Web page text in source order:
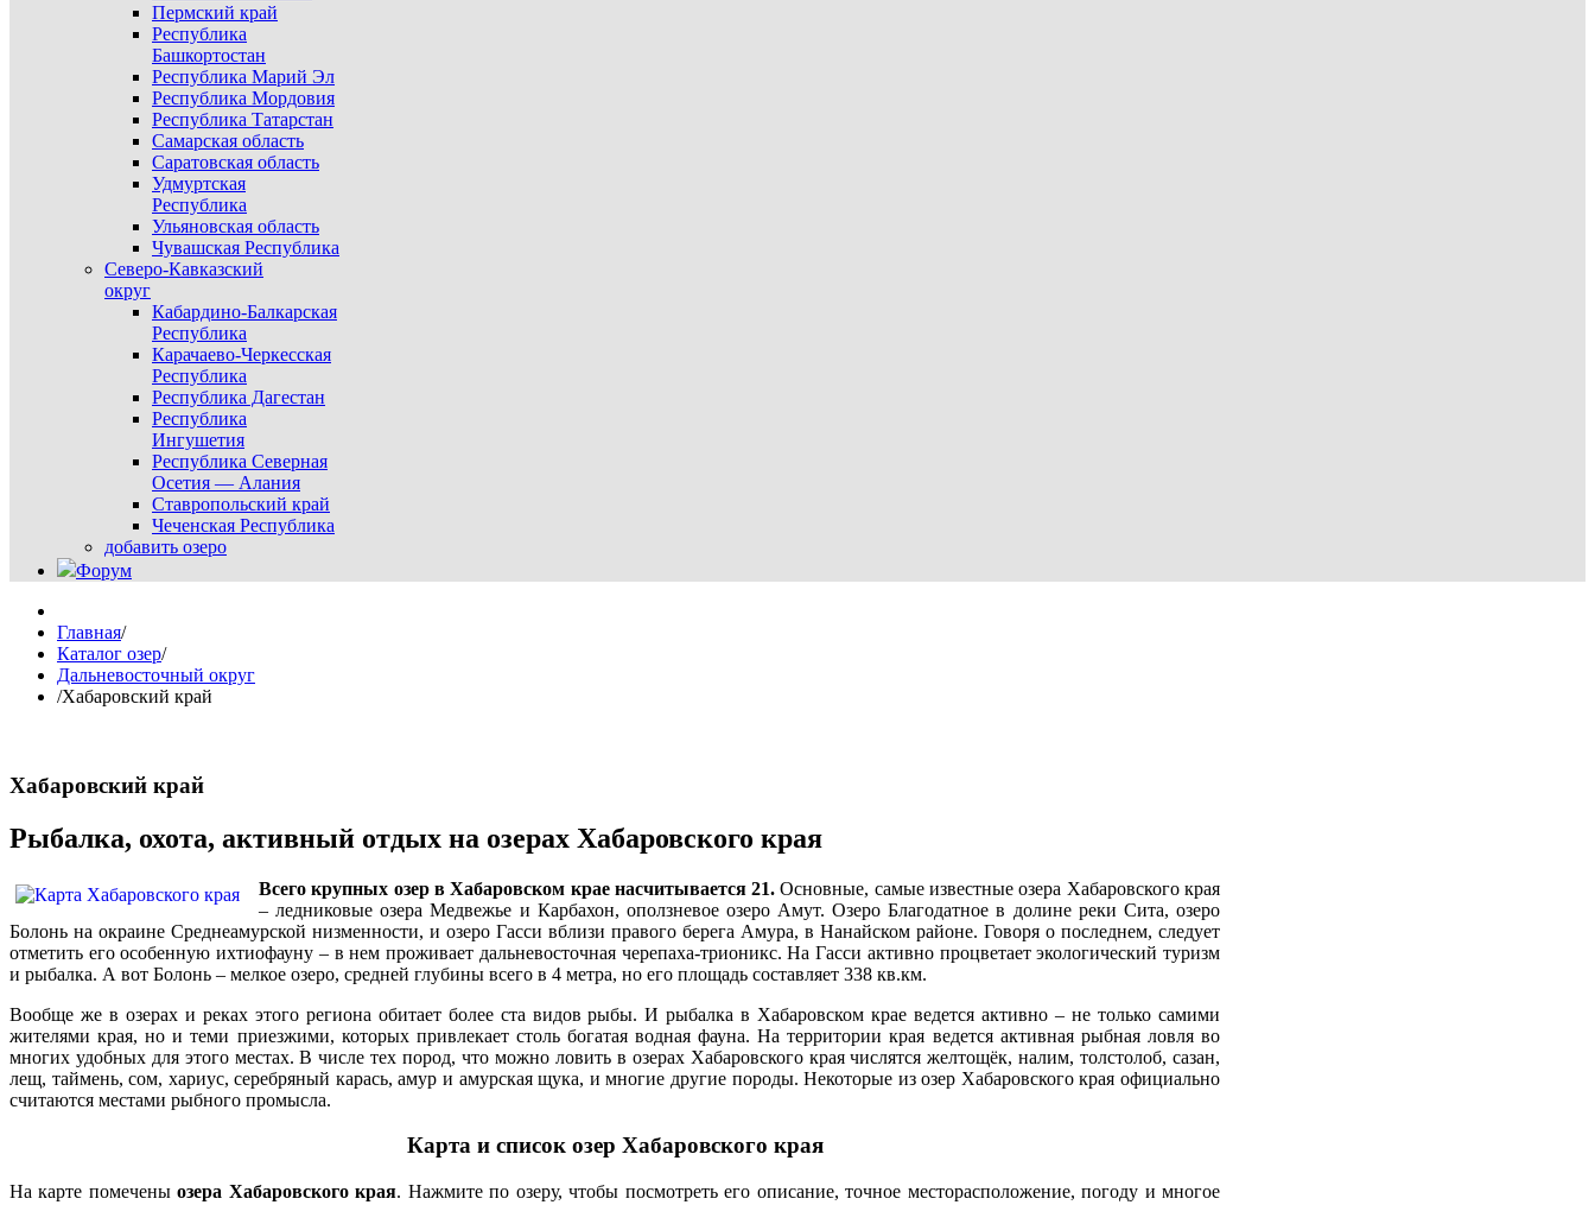
Пермский край
Республика
Башкортостан
Республика Марий Эл
Республика Мордовия
Республика Татарстан
Самарская область
Саратовская область
Удмуртская
Республика
Ульяновская область
Чувашская Республика
Северо-Кавказский
округ
Кабардино-Балкарская
Республика
Карачаево-Черкесская
Республика
Республика Дагестан
Республика
Ингушетия
Республика Северная
Осетия — Алания
Ставропольский край
Чеченская Республика
добавить озеро
Форум
Главная/
Каталог озер/
Дальневосточный округ
/Хабаровский край
Хабаровский край
Рыбалка, охота, активный отдых на озерах Хабаровского края
Всего крупных озер в Хабаровском крае насчитывается 21. Основные, самые известные озера Хабаровского края
– ледниковые озера Медвежье и Карбахон, оползневое озеро Амут. Озеро Благодатное в долине реки Сита, озеро
Болонь на окраине Среднеамурской низменности, и озеро Гасси вблизи правого берега Амура, в Нанайском районе. Говоря о последнем, следует
отметить его особенную ихтиофауну – в нем проживает дальневосточная черепаха-трионикс. На Гасси активно процветает экологический туризм
и рыбалка. А вот Болонь – мелкое озеро, средней глубины всего в 4 метра, но его площадь составляет 338 кв.км.
Вообще же в озерах и реках этого региона обитает более ста видов рыбы. И рыбалка в Хабаровском крае ведется активно – не только самими
жителями края, но и теми приезжими, которых привлекает столь богатая водная фауна. На территории края ведется активная рыбная ловля во
многих удобных для этого местах. В числе тех пород, что можно ловить в озерах Хабаровского края числятся желтощёк, налим, толстолоб, сазан,
лещ, таймень, сом, хариус, серебряный карась, амур и амурская щука, и многие другие породы. Некоторые из озер Хабаровского края официально
считаются местами рыбного промысла.
Карта и список озер Хабаровского края
На карте помеченыозера Хабаровского края. Нажмите по озеру, чтобы посмотреть его описание, точное месторасположение, погоду и многое